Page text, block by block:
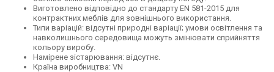
Виготовлено відповідно до стандарту EN 581-2015 для
контрактних меблів для зовнішнього використання.
Типи варіацій: відсутні природні варіації; умови освітлення та
навколишнього середовища можуть змінювати сприйняття
кольору виробу.
Намірене зістарювання: відсутнє.
Країна виробництва: VN